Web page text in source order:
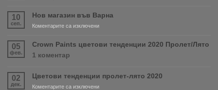
продуктите
RONSEAL
PURDY!
10
сеп.
Нов магазин във Варна
Коментарите са изключениза
05
фев.
Crown Paints цветови тенденции 2020 Пролет/Лято
1 коментар
цветови
тенденции
02
дек.
Цветови тенденции пролет-лято 2020
Коментарите са изключениза